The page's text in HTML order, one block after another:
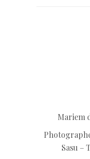
Mariem
Sasu –